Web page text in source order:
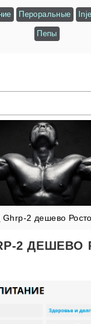
Пероральные
Пепы
Ghrp-2 дешево
2 ДЕШЕВО